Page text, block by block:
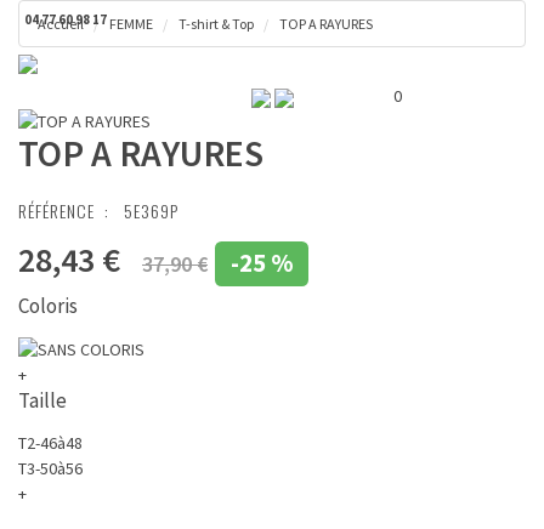
04 77 60 98 17
0
Accueil FEMME T-shirt & Top TOP A RAYURES
TOP A RAYURES
RÉFÉRENCE : 5E369P
28,43 € 37,90 € -25 %
Coloris
+
Taille
T2-46à48
T3-50à56
+